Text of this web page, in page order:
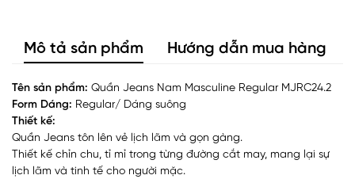
Mô tả sản phẩm Hướng dẫn mua hàng
Tên sản phẩm: Quần Jeans Nam Masculine Regular MJRC24.2
Form Dáng: Regular/ Dáng suông
Thiết kế:
Quần Jeans tôn lên vẻ lịch lãm và gọn gàng.
Thiết kế chỉn chu, tỉ mỉ trong từng đường cắt may, mang lại sự
lịch lãm và tinh tế cho người mặc.